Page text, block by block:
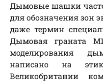
Дымовые шашки
для обозначения зон
даже термин
Дымовая граната
моделирования
написано на
Великобритании